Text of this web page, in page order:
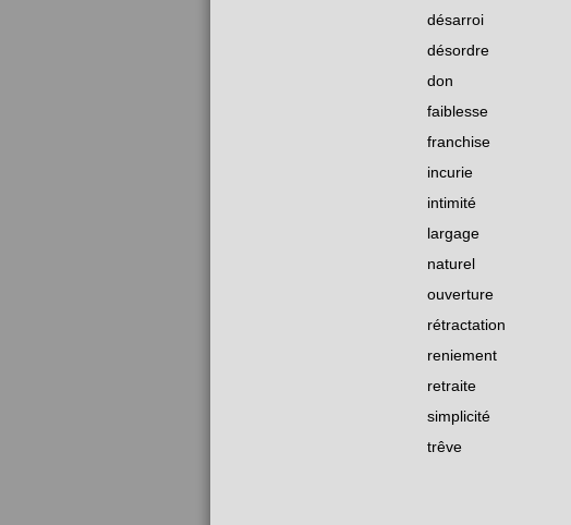
désarroi
désordre
don
faiblesse
franchise
incurie
intimité
largage
naturel
ouverture
rétractation
reniement
retraite
simplicité
trêve